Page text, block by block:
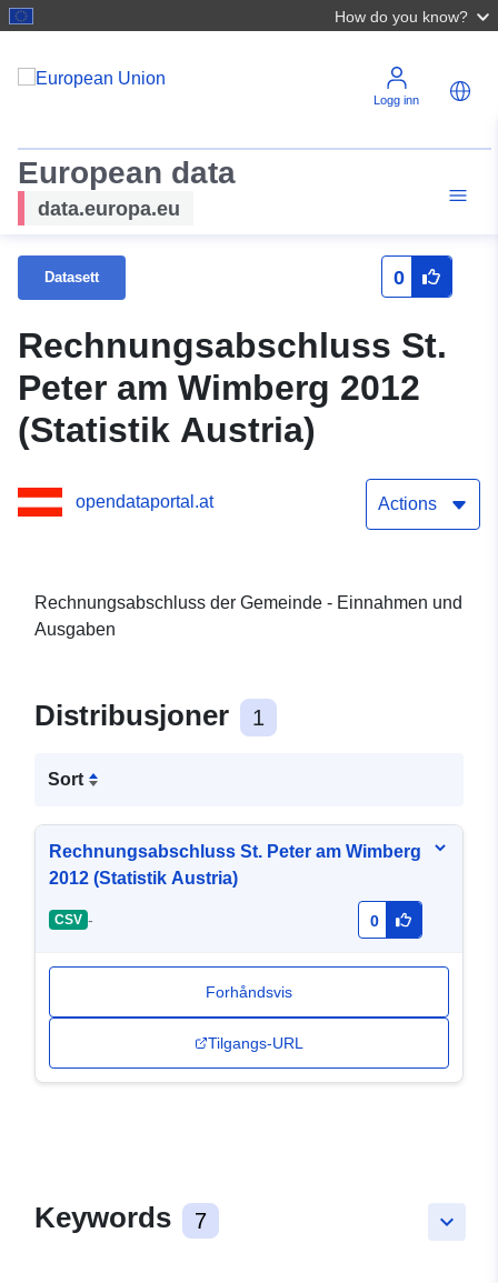
How do you know?
Logg inn
European data
data.europa.eu
Datasett 0
Rechnungsabschluss St.
Peter am Wimberg 2012
(Statistik Austria)
opendataportal.at Actions
Rechnungsabschluss der Gemeinde - Einnahmen und
Ausgaben
Distribusjoner 1
Sort
Rechnungsabschluss St. Peter am Wimberg
2012 (Statistik Austria)
CSV - 0
Forhåndsvis
Tilgangs-URL
keyboard_arrow_down
Keywords 7